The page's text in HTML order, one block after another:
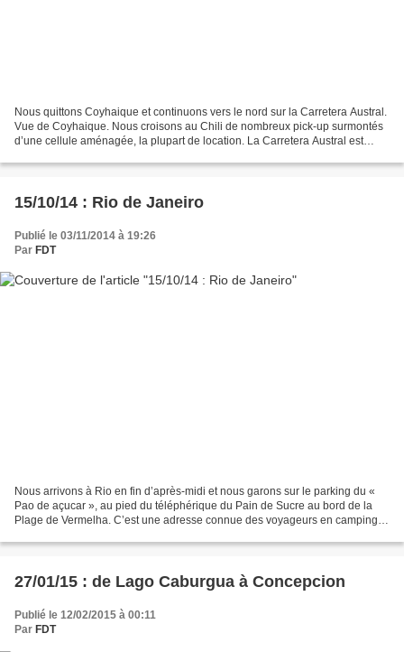
Nous quittons Coyhaique et continuons vers le nord sur la Carretera Austral.
Vue de Coyhaique. Nous croisons au Chili de nombreux pick-up surmontés
d’une cellule aménagée, la plupart de location. La Carretera Austral est
15/10/14 : Rio de Janeiro
Publié le 03/11/2014 à 19:26
Par FDT
Nous arrivons à Rio en fin d’après-midi et nous garons sur le parking du «
Pao de açucar », au pied du téléphérique du Pain de Sucre au bord de la
Plage de Vermelha. C’est une adresse connue des voyageurs en camping-
27/01/15 : de Lago Caburgua à Concepcion
Publié le 12/02/2015 à 00:11
Par FDT